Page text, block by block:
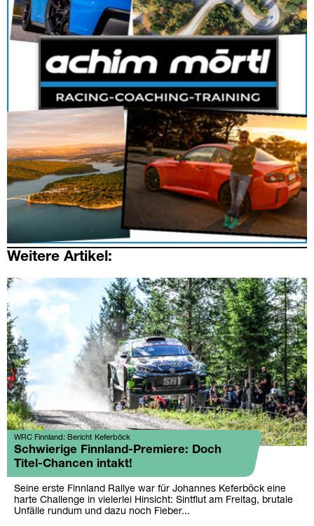
Weitere Artikel:
WRC Finnland: Bericht Keferböck
Schwierige Finnland-Premiere: Doch
Titel-Chancen intakt!
Seine erste Finnland Rallye war für Johannes Keferböck eine
harte Challenge in vielerlei Hinsicht: Sintflut am Freitag, brutale
Unfälle rundum und dazu noch Fieber...